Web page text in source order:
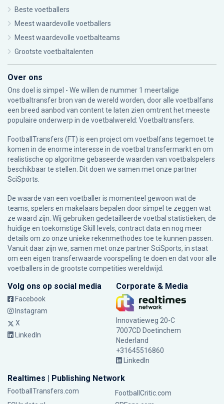
Beste voetballers
Meest waardevolle voetballers
Meest waardevolle voetbalteams
Grootste voetbaltalenten
Over ons
Ons doel is simpel - We willen de nummer 1 meertalige
voetbaltransfer bron van de wereld worden, door alle voetbalfans
een breed aanbod van content te laten zien omtrent het meeste
populaire onderwerp in de voetbalwereld: Voetbaltransfers.
FootballTransfers (FT) is een project om voetbalfans tegemoet te
komen in de enorme interesse in de voetbal transfermarkt en om
realistische op algoritme gebaseerde waarden van voetbalspelers
beschikbaar te stellen. Dit doen we samen met onze partner
SciSports
De waarde van een voetballer is momenteel gewoon wat de
teams, spelers en makelaars bepalen door simpel te zeggen wat
ze waard zijn. Wij gebruiken gedetailleerde voetbal statistieken, de
huidige en toekomstige Skill levels, contract data en nog meer
details om zo onze unieke rekenmethodes toe te kunnen passen.
Vanuit daar zijn we, samen met onze partner SciSports, in staat
om een eigen transferwaarde voorspelling te doen en dat voor alle
voetballers in de grootste competities wereldwijd.
Volg ons op social media
Facebook
Instagram
X
LinkedIn
Corporate & Media
Innovatieweg 20-C
7007CD Doetinchem
Nederland
+31645516860
LinkedIn
Realtimes | Publishing Network
FootballTransfers.com
FootballCritic.com